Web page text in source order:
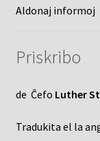
Aldonaj informoj
Priskribo
de Ĉefo Luther
Tradukita el la